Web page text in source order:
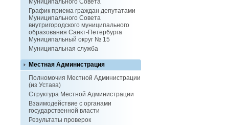
Муниципального Совета
График приема граждан депутатами
Муниципального Совета
внутригородского муниципального
образования Санкт-Петербурга
Муниципальный округ № 15
Муниципальная служба
Местная Администрация
Полномочия Местной Администрации
(из Устава)
Структура Местной Администрации
Взаимодействие с органами
государственной власти
Результаты проверок